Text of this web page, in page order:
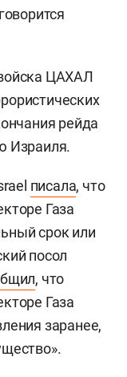
ЦАХАЛ
рейда
Израиля.
писала, что
Газа
срок или
посол
, что
Газа
заранее,